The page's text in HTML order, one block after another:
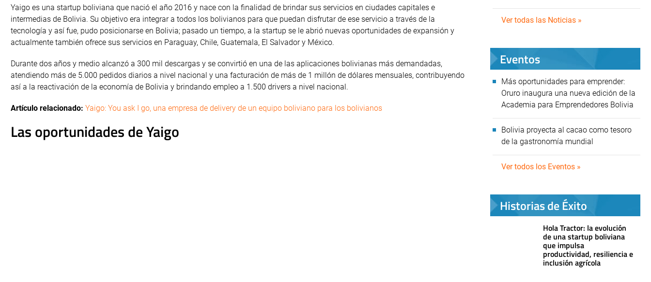
Yaigo es una startup boliviana que nació el año 2016 y nace con la finalidad de brindar sus servicios en ciudades capitales e
intermedias de Bolivia. Su objetivo era integrar a todos los bolivianos para que puedan disfrutar de ese servicio a través de la
tecnología y así fue, pudo posicionarse en Bolivia; pasado un tiempo, a la startup se le abrió nuevas oportunidades de expansión y
actualmente también ofrece sus servicios en Paraguay, Chile, Guatemala, El Salvador y México.
Durante dos años y medio alcanzó a 300 mil descargas y se convirtió en una de las aplicaciones bolivianas más demandadas,
atendiendo más de 5.000 pedidos diarios a nivel nacional y una facturación de más de 1 millón de dólares mensuales, contribuyendo
así a la reactivación de la economía de Bolivia y brindando empleo a 1.500 drivers a nivel nacional.
Artículo relacionado: Yaigo: You ask I go, una empresa de delivery de un equipo boliviano para los bolivianos
Las oportunidades de Yaigo
Ver todas las Noticias »
Eventos
Más oportunidades para emprender:
Oruro inaugura una nueva edición de la
Academia para Emprendedores Bolivia
Bolivia proyecta al cacao como tesoro
de la gastronomía mundial
Ver todos los Eventos »
Historias de Éxito
Hola Tractor: la evolución
de una startup boliviana
que impulsa
productividad, resiliencia e
inclusión agrícola